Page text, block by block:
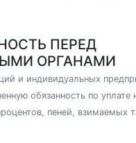
ПЕРЕД
ОРГАНАМИ
и индивидуальных
обязанность по уплате
пеней, взимаемых